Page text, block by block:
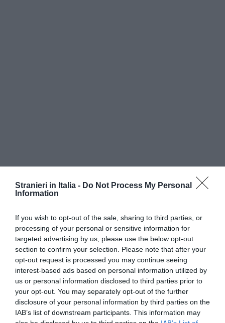
Stranieri in Italia - Do Not Process My Personal
Information
If you wish to opt-out of the sale, sharing to third parties, or
processing of your personal or sensitive information for
targeted advertising by us, please use the below opt-out
section to confirm your selection. Please note that after your
opt-out request is processed you may continue seeing
interest-based ads based on personal information utilized by
us or personal information disclosed to third parties prior to
your opt-out. You may separately opt-out of the further
disclosure of your personal information by third parties on the
IAB’s list of downstream participants. This information may
L’Europa non può “deturparsi” per diventare
meno attraente, piuttosto “
diverso, per natura ed entità, rispetto al
momento in cui le regole sull’asilo furono scritte.
Gliaccordi di Dublinofotografano una realtà un
passato che non c’è più. Per questo sono
superati: superati dalla realtà che è un giudice
inflessibile”.